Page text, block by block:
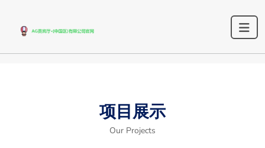
项目展示
Our Projects